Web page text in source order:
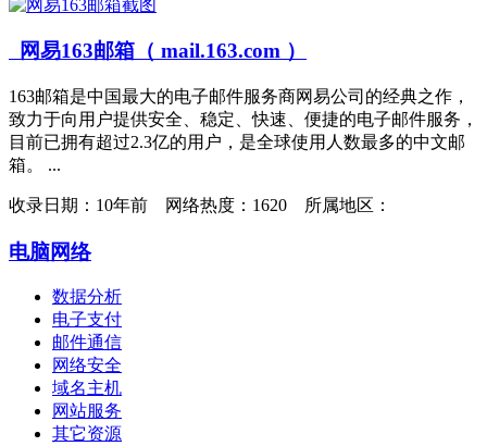
网易163邮箱（ mail.163.com ）
163邮箱是中国最大的电子邮件服务商网易公司的经典之作，
致力于向用户提供安全、稳定、快速、便捷的电子邮件服务，
目前已拥有超过2.3亿的用户，是全球使用人数最多的中文邮
箱。 ...
收录日期： 10年前 网络热度：1620 所属地区：
电脑网络
数据分析
电子支付
邮件通信
网络安全
域名主机
网站服务
其它资源